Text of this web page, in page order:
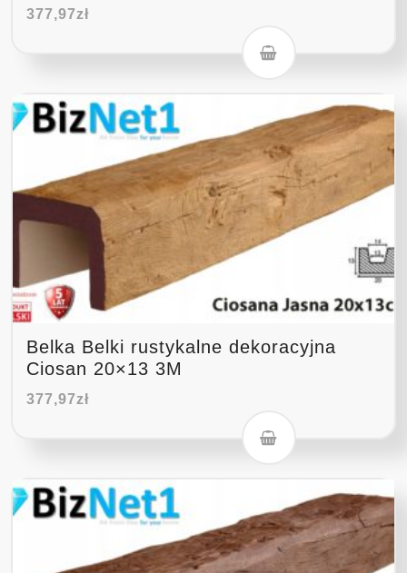
377,97zł
Belka Belki rustykalne dekoracyjna
Ciosan 20×13 3M
377,97zł